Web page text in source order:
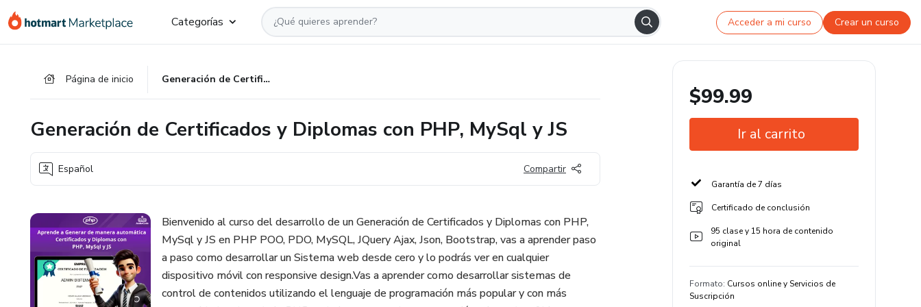
Categorías Acceder a mi curso Crear un curso
Página de inicio Generación de Certificados y Diplomas con PHP, MySql y JS
Generación de Certificados y Diplomas con PHP, MySql y JS
Español Compartir
Bienvenido al curso del desarrollo de un Generación de Certificados y Diplomas con PHP,
MySql y JS en PHP POO, PDO, MySQL, JQuery Ajax, Json, Bootstrap, vas a aprender paso
a paso como desarrollar un Sistema web desde cero y lo podrás ver en cualquier
dispositivo móvil con responsive design.Vas a aprender como desarrollar sistemas de
control de contenidos utilizando el lenguaje de programación más popular y con más
$99.99
Ir al carrito
Garantía de 7 días
Certificado de conclusión
95 clase y 15 hora de contenido
original
Formato: Cursos online y Servicios de
Suscripción